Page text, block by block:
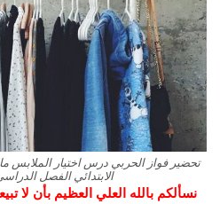
تحضير فواز الحربي درس اختيار الملابس
الابتدائي الفصل الدراسي
نسألكم بالله العلي العظيم بأن لا